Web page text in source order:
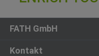
FATH GmbH
Kontakt